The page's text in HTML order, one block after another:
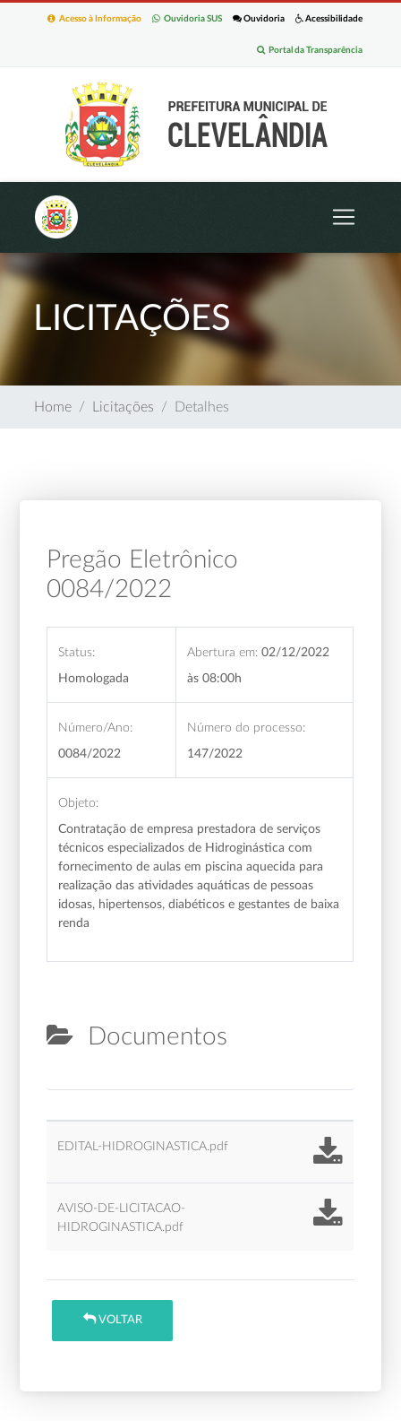
Acessibilidade
Ouvidoria
Ouvidoria SUS
Acesso à Informação
Portal da Transparência
LICITAÇÕES
Home Licitações Detalhes
Pregão Eletrônico
0084/2022
Status:
Homologada
Abertura em: 02/12/2022
às 08:00h
Número/Ano:
0084/2022
Número do processo:
147/2022
Objeto:
Contratação de empresa prestadora de serviços
técnicos especializados de Hidroginástica com
fornecimento de aulas em piscina aquecida para
realização das atividades aquáticas de pessoas
idosas, hipertensos, diabéticos e gestantes de baixa
renda
Documentos
EDITAL-HIDROGINASTICA.pdf
AVISO-DE-LICITACAO-
HIDROGINASTICA.pdf
VOLTAR